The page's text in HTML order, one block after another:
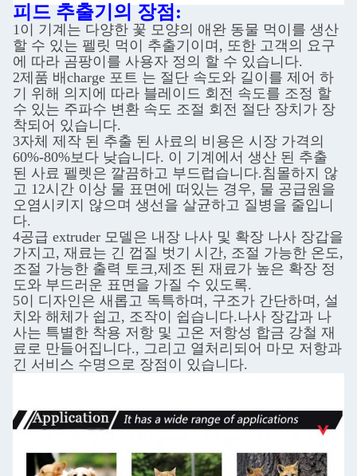
피드 추출기의 장점:
1이 기계는 다양한 꽃 모양의 애완 동물 먹이를 생산
할 수 있는 펠릿 먹이 추출기이며, 또한 고객의 요구
에 따라 곰팡이를 사용자 정의 할 수 있습니다.
2제품 배charge 포트 는 절단 속도와 길이를 제어 하
기 위해 의지에 따라 블레이드 회전 속도를 조정 할
수 있는 주파수 변환 속도 조절 회전 절단 장치가 장
착되어 있습니다.
3자체 제작 된 추출 된 사료의 비용은 시장 가격의
60%-80%보다 낮습니다. 이 기계에서 생산 된 추출
된 사료 펠렛은 깔끔하고 부드럽습니다.침몰하지 않
고 12시간 이상 물 표면에 떠있는 경우, 물 공급원을
오염시키지 않으며 생선을 살균하고 질병을 줄입니
다.
4공급 extruder 모델은 내장 나사 및 확장 나사 장갑을
가지고, 재료는 긴 껍질 벗기 시간, 조절 가능한 온도,
조절 가능한 출력 토크,제조 된 재료가 높은 확장 정
도와 부드러운 표면을 가질 수 있도록.
5이 디자인은 새롭고 독특하며, 구조가 간단하며, 설
치와 해체가 쉽고, 조작이 쉽습니다.나사 장갑과 나
사는 특별한 착용 저항 및 고온 저항성 합금 강철 재
료로 만들어집니다., 그리고 열처리되어 마모 저항과
긴 서비스 수명으로 장점이 있습니다.